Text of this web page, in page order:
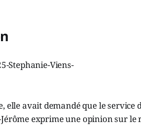
avait demandé que le service
exprime une opinion sur le